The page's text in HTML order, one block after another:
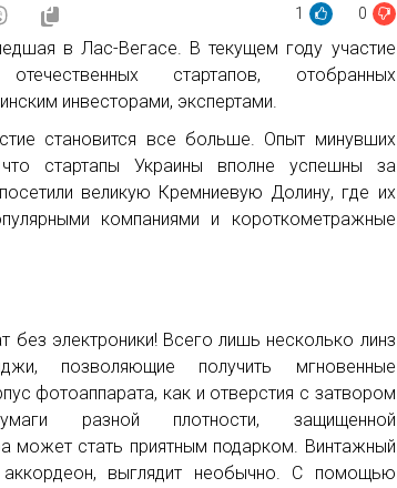
1 0
в Лас-Вегасе. В текущем году участие
стартапов, отобранных
инвесторами, экспертами.
становится все больше. Опыт минувших
что стартапы Украины вполне успешны за
великую Кремниевую Долину, где их
компаниями и короткометражные
без электроники! Всего лишь несколько линз
позволяющие получить мгновенные
фотоаппарата, как и отверстия с затвором
разной плотности, защищенной
может стать приятным подарком. Винтажный
выглядит необычно. С помощью